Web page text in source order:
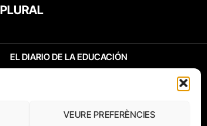
VEURE PREFERÈNCIES
PLURAL
EL DIARIO DE LA EDUCACIÓN